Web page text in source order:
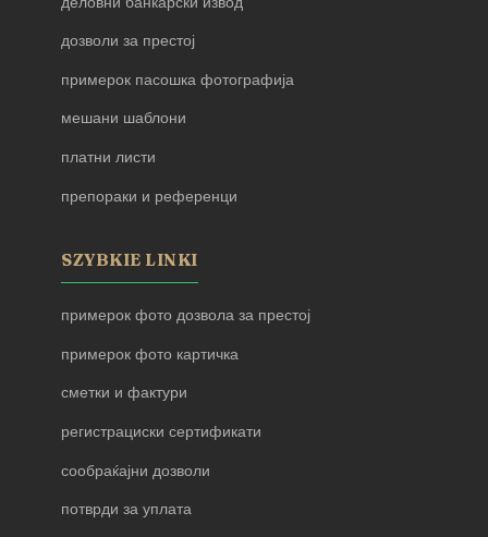
дозволи за престој
примерок пасошка фотографија
мешани шаблони
платни листи
препораки и референци
SZYBKIE LINKI
примерок фото дозвола за престој
примерок фото картичка
сметки и фактури
регистрациски сертификати
сообраќајни дозволи
потврди за уплата